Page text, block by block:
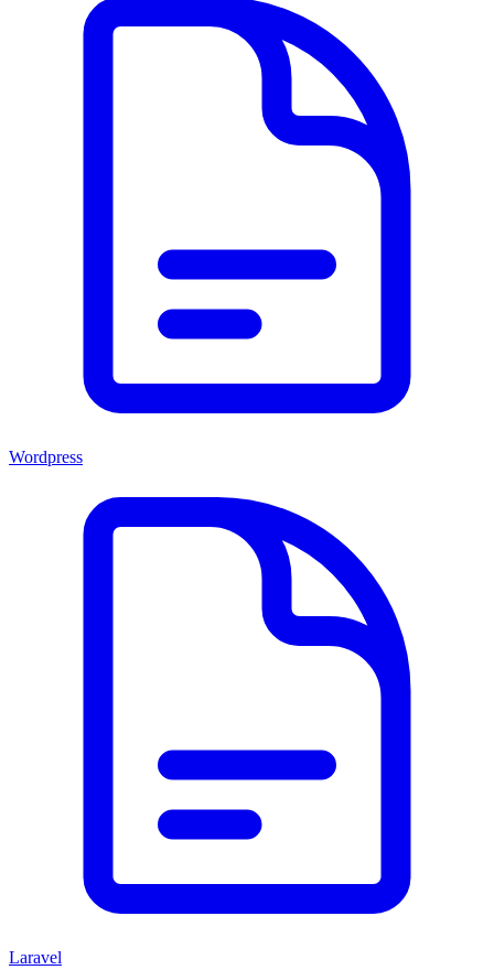
Wordpress
Laravel